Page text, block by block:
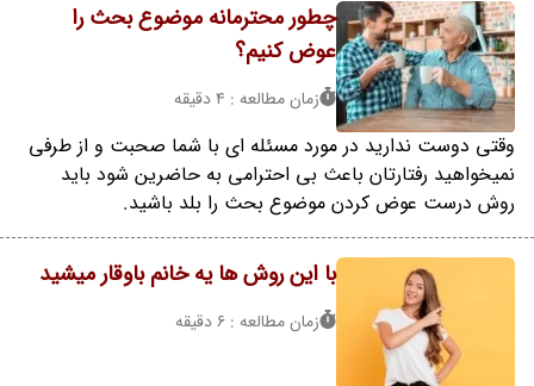
چطور محترمانه موضوع بحث را
عوض کنیم؟
زمان مطالعه : 4 دقیقه
وقتی دوست ندارید در مورد مسئله ای با شما صحبت و از طرفی
نمیخواهید رفتارتان باعث بی احترامی به حاضرین شود باید
روش درست عوض کردن موضوع بحث را بلد باشید.
با این روش ها یه خانم باوقار میشید
زمان مطالعه : 6 دقیقه